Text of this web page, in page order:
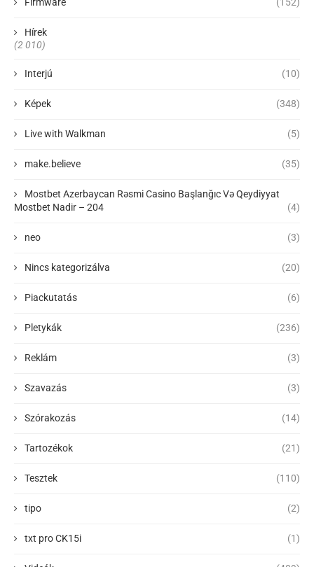
Hírek
(2 010)
Interjú (10)
Képek (348)
Live with Walkman (5)
make.believe (35)
Mostbet Azerbaycan Rəsmi Casino Başlanğıc Və Qeydiyyat
Mostbet Nadir – 204
(4)
neo (3)
Nincs kategorizálva (20)
Piackutatás (6)
Pletykák (236)
Reklám (3)
Szavazás (3)
Szórakozás (14)
Tartozékok (21)
Tesztek (110)
tipo (2)
txt pro CK15i (1)